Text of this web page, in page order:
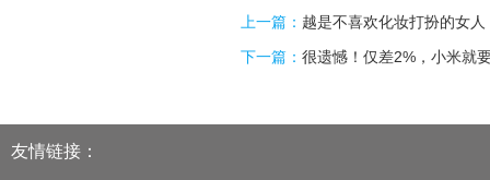
上一篇： 越是不喜欢化妆打扮的女
下一篇： 很遗憾！仅差2%，小米就
友情链接：